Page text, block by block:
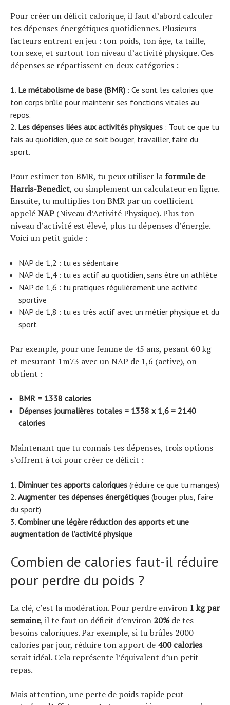
Pour créer un déficit calorique, il faut d’abord calculer
tes dépenses énergétiques quotidiennes. Plusieurs
facteurs entrent en jeu : ton poids, ton âge, ta taille,
ton sexe, et surtout ton niveau d’activité physique. Ces
dépenses se répartissent en deux catégories :
Le métabolisme de base (BMR) : Ce sont les calories que
ton corps brûle pour maintenir ses fonctions vitales au
repos.
Les dépenses liées aux activités physiques : Tout ce que tu
fais au quotidien, que ce soit bouger, travailler, faire du
sport.
Pour estimer ton BMR, tu peux utiliser laformule de
Harris-Benedict, ou simplement un calculateur en ligne.
Ensuite, tu multiplies ton BMR par un coefficient
appeléNAP (Niveau d’Activité Physique). Plus ton
niveau d’activité est élevé, plus tu dépenses d’énergie.
Voici un petit guide :
NAP de 1,2 : tu es sédentaire
NAP de 1,4 : tu es actif au quotidien, sans être un athlète
NAP de 1,6 : tu pratiques régulièrement une activité
sportive
NAP de 1,8 : tu es très actif avec un métier physique et du
sport
Par exemple, pour une femme de 45 ans, pesant 60 kg
et mesurant 1m73 avec un NAP de 1,6 (active), on
obtient :
BMR = 1338 calories
Dépenses journalières totales = 1338 x 1,6 = 2140
calories
Maintenant que tu connais tes dépenses, trois options
s’offrent à toi pour créer ce déficit :
Diminuer tes apports caloriques (réduire ce que tu manges)
Augmenter tes dépenses énergétiques (bouger plus, faire
du sport)
Combiner une légère réduction des apports et une
augmentation de l’activité physique
Combien de calories faut-il réduire
pour perdre du poids ?
La clé, c’est la modération. Pour perdre environ 1 kg par
semaine, il te faut un déficit d’environ 20%de tes
besoins caloriques. Par exemple, si tu brûles 2000
calories par jour, réduire ton apport de 400 calories
serait idéal. Cela représente l’équivalent d’un petit
repas.
Mais attention, une perte de poids rapide peut